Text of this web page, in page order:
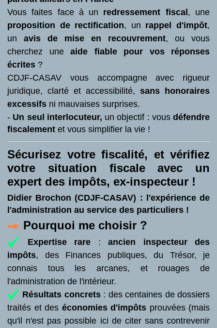
Vous faites face à un redressement fiscal, une
proposition de rectification, un rappel d'impôt,
un avis de mise en recouvrement, ou vous
cherchez une aide fiable pour vos réponses
écrites ?
CDJF-CASAV vous accompagne avec rigueur
juridique, clarté et accessibilité, sans honoraires
excessifs ni mauvaises surprises.
- Un seul interlocuteur, un objectif : vous défendre
fiscalement et vous simplifier la vie !
Sécurisez votre fiscalité, et vérifiez
votre situation fiscale avec un
expert des impôts, ex-inspecteur !
Didier Brochon (CDJF-CASAV) : l'expérience de
l'administration au service des particuliers !
Pourquoi me choisir ?
Expertise rare : ancien inspecteur des
impôts, des Finances publiques, du Trésor, je
connais tous les arcanes, et rouages de
l'administration de l'intérieur.
Résultats concrets: des centaines de dossiers
traités et des économies d'impôts prouvées (mais
qu'il n'est pas possible ici de citer sans contrevenir